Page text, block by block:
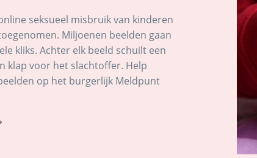
seksueel misbruik van kinderen
Miljoenen beelden gaan
kliks. Achter elk beeld schuilt een
klap voor het slachtoffer. Help
op het burgerlijk Meldpunt